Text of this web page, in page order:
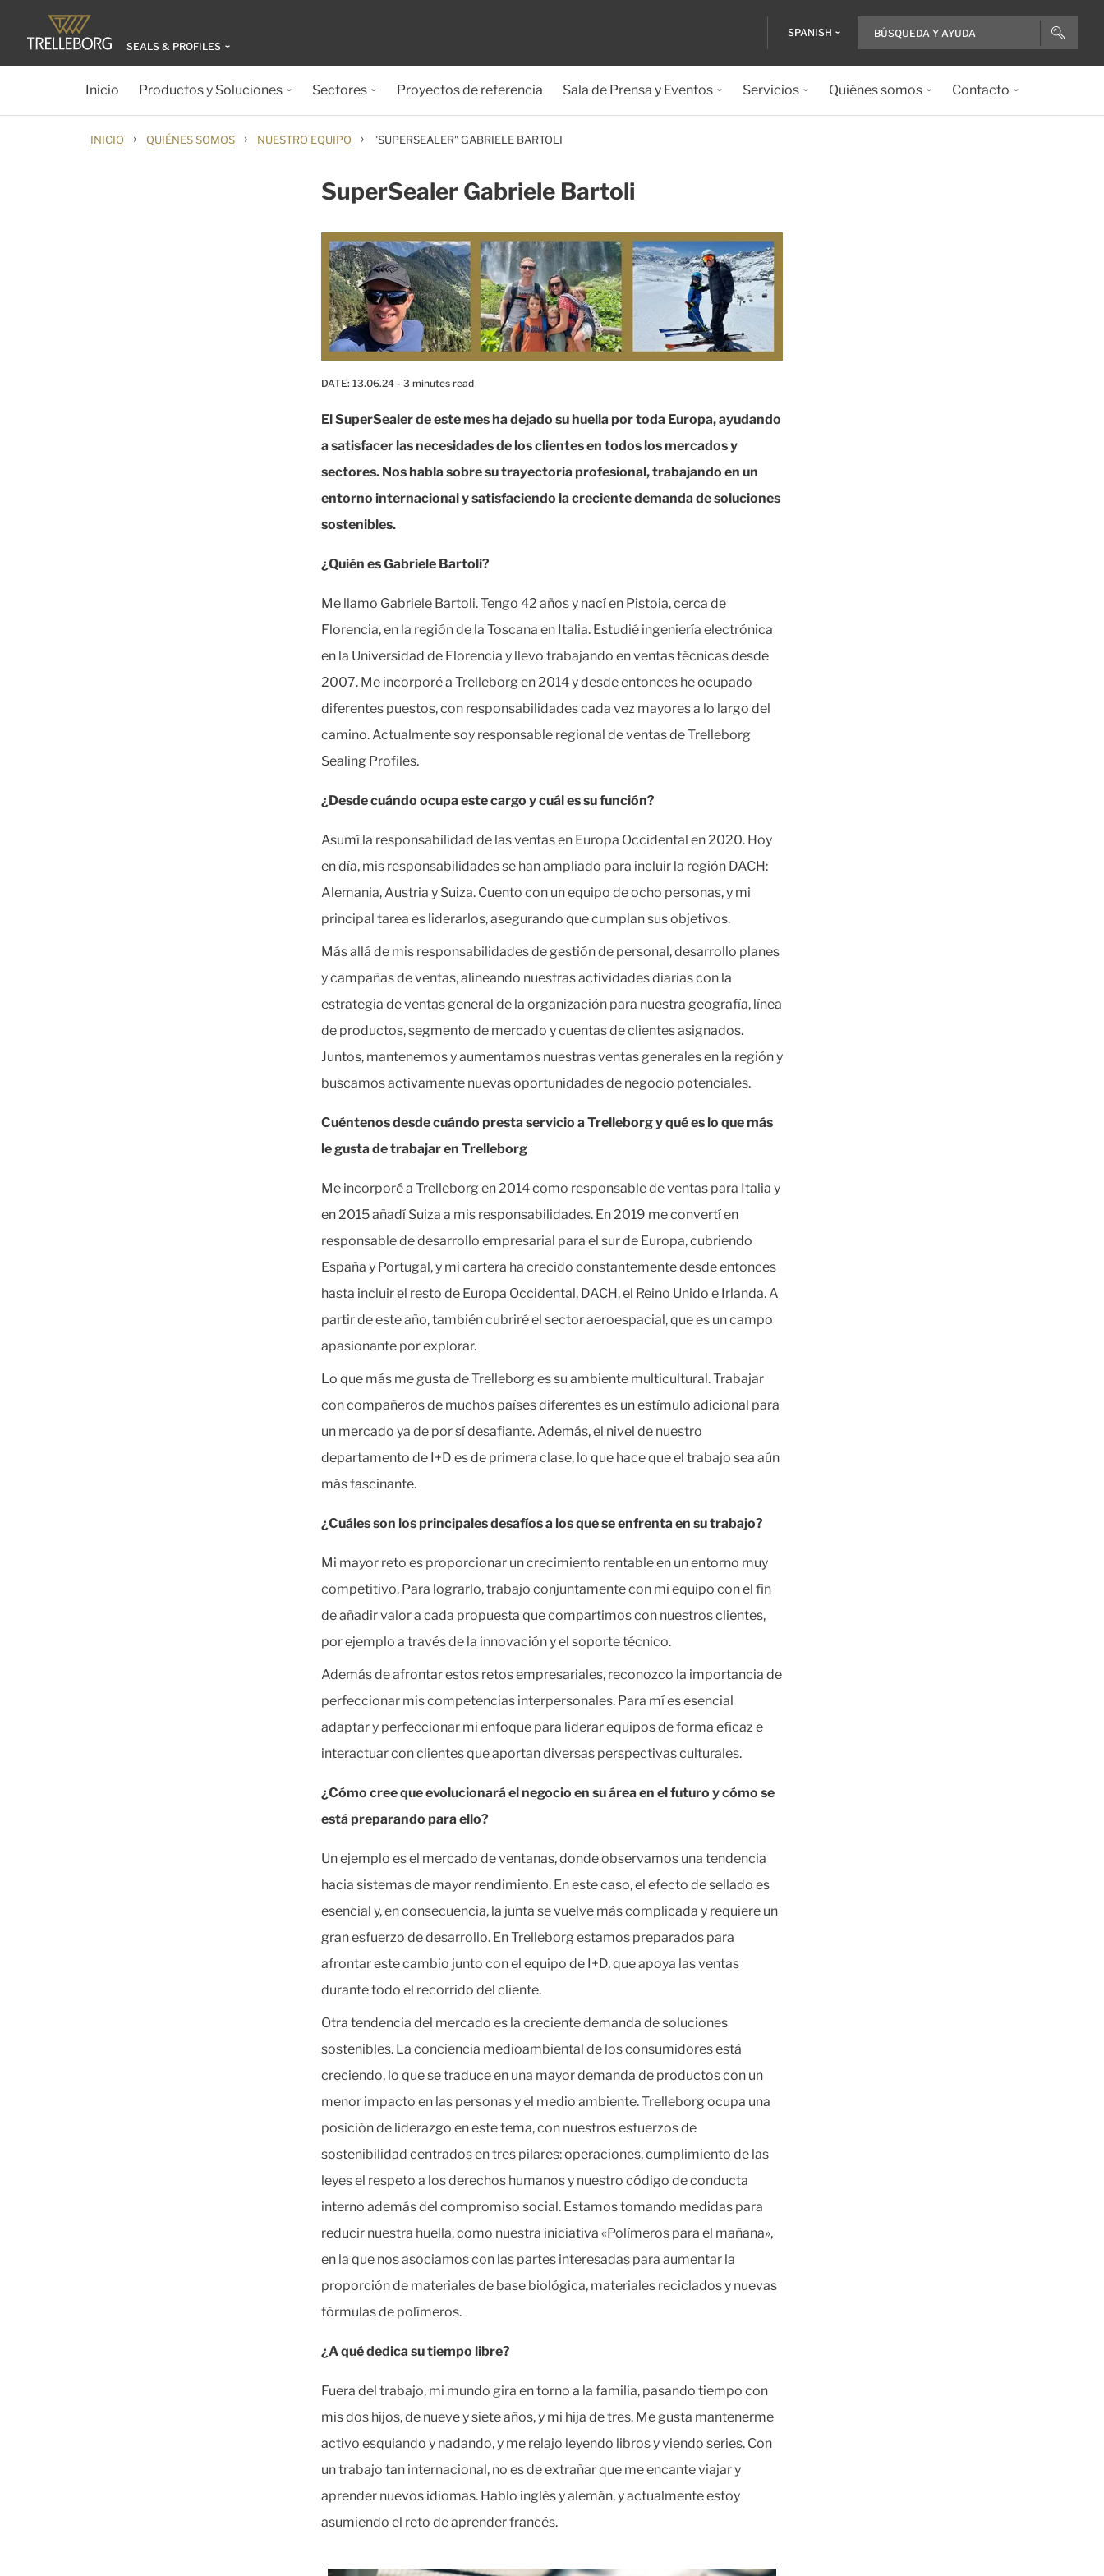
SEALS & PROFILES
SPANISH
Inicio Productos y Soluciones Sectores Proyectos de referencia Sala de Prensa y Eventos Servicios Quiénes somos Contacto
INICIO › QUIÉNES SOMOS › NUESTRO EQUIPO › "SUPERSEALER" GABRIELE BARTOLI
SuperSealer Gabriele Bartoli
DATE: 13.06.24 - 3 minutes read
El SuperSealer de este mes ha dejado su huella por toda Europa, ayudando
a satisfacer las necesidades de los clientes en todos los mercados y
sectores. Nos habla sobre su trayectoria profesional, trabajando en un
entorno internacional y satisfaciendo la creciente demanda de soluciones
sostenibles.
¿Quién es Gabriele Bartoli?
Me llamo Gabriele Bartoli. Tengo 42 años y nací en Pistoia, cerca de
Florencia, en la región de la Toscana en Italia. Estudié ingeniería electrónica
en la Universidad de Florencia y llevo trabajando en ventas técnicas desde
2007. Me incorporé a Trelleborg en 2014 y desde entonces he ocupado
diferentes puestos, con responsabilidades cada vez mayores a lo largo del
camino. Actualmente soy responsable regional de ventas de Trelleborg
Sealing Profiles.
¿Desde cuándo ocupa este cargo y cuál es su función?
Asumí la responsabilidad de las ventas en Europa Occidental en 2020. Hoy
en día, mis responsabilidades se han ampliado para incluir la región DACH:
Alemania, Austria y Suiza. Cuento con un equipo de ocho personas, y mi
principal tarea es liderarlos, asegurando que cumplan sus objetivos.
Más allá de mis responsabilidades de gestión de personal, desarrollo planes
y campañas de ventas, alineando nuestras actividades diarias con la
estrategia de ventas general de la organización para nuestra geografía, línea
de productos, segmento de mercado y cuentas de clientes asignados.
Juntos, mantenemos y aumentamos nuestras ventas generales en la región y
buscamos activamente nuevas oportunidades de negocio potenciales.
Cuéntenos desde cuándo presta servicio a Trelleborg y qué es lo que más
le gusta de trabajar en Trelleborg
Me incorporé a Trelleborg en 2014 como responsable de ventas para Italia y
en 2015 añadí Suiza a mis responsabilidades. En 2019 me convertí en
responsable de desarrollo empresarial para el sur de Europa, cubriendo
España y Portugal, y mi cartera ha crecido constantemente desde entonces
hasta incluir el resto de Europa Occidental, DACH, el Reino Unido e Irlanda. A
partir de este año, también cubriré el sector aeroespacial, que es un campo
apasionante por explorar.
Lo que más me gusta de Trelleborg es su ambiente multicultural. Trabajar
con compañeros de muchos países diferentes es un estímulo adicional para
un mercado ya de por sí desafiante. Además, el nivel de nuestro
departamento de I+D es de primera clase, lo que hace que el trabajo sea aún
más fascinante.
¿Cuáles son los principales desafíos a los que se enfrenta en su trabajo?
Mi mayor reto es proporcionar un crecimiento rentable en un entorno muy
competitivo. Para lograrlo, trabajo conjuntamente con mi equipo con el fin
de añadir valor a cada propuesta que compartimos con nuestros clientes,
por ejemplo a través de la innovación y el soporte técnico.
Además de afrontar estos retos empresariales, reconozco la importancia de
perfeccionar mis competencias interpersonales. Para mí es esencial
adaptar y perfeccionar mi enfoque para liderar equipos de forma eficaz e
interactuar con clientes que aportan diversas perspectivas culturales.
¿Cómo cree que evolucionará el negocio en su área en el futuro y cómo se
está preparando para ello?
Un ejemplo es el mercado de ventanas, donde observamos una tendencia
hacia sistemas de mayor rendimiento. En este caso, el efecto de sellado es
esencial y, en consecuencia, la junta se vuelve más complicada y requiere un
gran esfuerzo de desarrollo. En Trelleborg estamos preparados para
afrontar este cambio junto con el equipo de I+D, que apoya las ventas
durante todo el recorrido del cliente.
Otra tendencia del mercado es la creciente demanda de soluciones
sostenibles. La conciencia medioambiental de los consumidores está
creciendo, lo que se traduce en una mayor demanda de productos con un
menor impacto en las personas y el medio ambiente. Trelleborg ocupa una
posición de liderazgo en este tema, con nuestros esfuerzos de
sostenibilidad centrados en tres pilares: operaciones, cumplimiento de las
leyes el respeto a los derechos humanos y nuestro código de conducta
interno además del compromiso social. Estamos tomando medidas para
reducir nuestra huella, como nuestra iniciativa «Polímeros para el mañana»,
en la que nos asociamos con las partes interesadas para aumentar la
proporción de materiales de base biológica, materiales reciclados y nuevas
fórmulas de polímeros.
¿A qué dedica su tiempo libre?
Fuera del trabajo, mi mundo gira en torno a la familia, pasando tiempo con
mis dos hijos, de nueve y siete años, y mi hija de tres. Me gusta mantenerme
activo esquiando y nadando, y me relajo leyendo libros y viendo series. Con
un trabajo tan internacional, no es de extrañar que me encante viajar y
aprender nuevos idiomas. Hablo inglés y alemán, y actualmente estoy
asumiendo el reto de aprender francés.